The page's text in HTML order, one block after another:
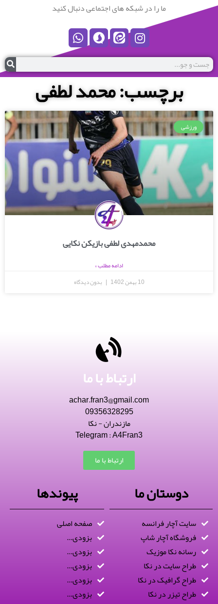
ما را در شبکه های اجتماعی دنبال کنید
برچسب: محمد لطفی
ورزشی
محمدمهدی لطفی بازیکن نکایی
ادامه مطلب »
10 بهمن 1402
بدون دیدگاه
ارتباط با ما
achar.fran3@gmail.com
09356328295
مازندران - نکا
Telegram : A4Fran3
ارتباط با ما
دوستان ما
سایت آچار فرانسه
فروشگاه آچار شاپ
رسانه نکا موزیک
طراح سایت در نکا
طراح گرافیک در نکا
طراح تیزر در نکا
پیوندها
صفحه اصلی
بزودی...
بزودی...
بزودی...
بزودی...
بزودی...